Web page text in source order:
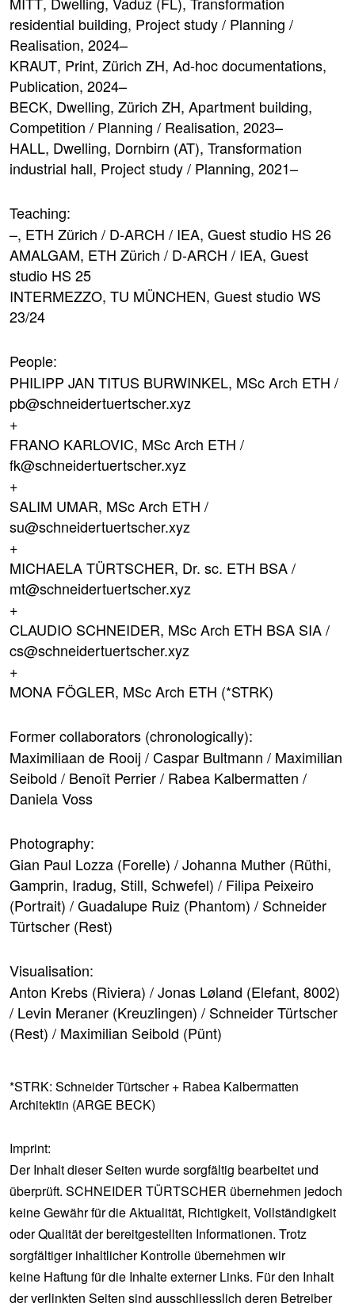
residential building, Project study / Planning /
Realisation, 2024–
KRAUT, Print, Zürich ZH, Ad-hoc documentations,
Publication, 2024–
BECK, Dwelling, Zürich ZH, Apartment building,
Competition / Planning / Realisation, 2023–
HALL, Dwelling, Dornbirn (AT), Transformation
industrial hall, Project study / Planning, 2021–
Teaching:
–, ETH Zürich / D-ARCH / IEA, Guest studio HS 26
AMALGAM, ETH Zürich / D-ARCH / IEA, Guest
studio HS 25
INTERMEZZO, TU MÜNCHEN, Guest studio WS
23/24
People:
PHILIPP JAN TITUS BURWINKEL, MSc Arch ETH /
pb@schneidertuertscher.xyz
FRANO KARLOVIC, MSc Arch ETH /
fk@schneidertuertscher.xyz
SALIM UMAR, MSc Arch ETH /
su@schneidertuertscher.xyz
MICHAELA TÜRTSCHER, Dr. sc. ETH BSA /
mt@schneidertuertscher.xyz
CLAUDIO SCHNEIDER, MSc Arch ETH BSA SIA /
cs@schneidertuertscher.xyz
MONA FÖGLER, MSc Arch ETH (*STRK)
Former collaborators (chronologically):
Maximiliaan de Rooij / Caspar Bultmann / Maximilian
Seibold / Benoît Perrier / Rabea Kalbermatten /
Daniela Voss
Photography:
Gian Paul Lozza (Forelle) / Johanna Muther (Rüthi,
Gamprin, Iradug, Still, Schwefel) / Filipa Peixeiro
(Portrait) / Guadalupe Ruiz (Phantom) / Schneider
Türtscher (Rest)
Visualisation:
Anton Krebs (Riviera) / Jonas Løland (Elefant, 8002)
/ Levin Meraner (Kreuzlingen) / Schneider Türtscher
(Rest) / Maximilian Seibold (Pünt)
*STRK: Schneider Türtscher + Rabea Kalbermatten
Architektin (ARGE BECK)
Imprint:
Der Inhalt dieser Seiten wurde sorgfältig bearbeitet und
überprüft. SCHNEIDER TÜRTSCHER übernehmen jedoch
keine Gewähr für die Aktualität, Richtigkeit, Vollständigkeit
oder Qualität der bereitgestellten Informationen. Trotz
sorgfältiger inhaltlicher Kontrolle übernehmen wir
keine Haftung für die Inhalte externer Links. Für den Inhalt
der verlinkten Seiten sind ausschliesslich deren Betreiber